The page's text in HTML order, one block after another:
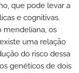
que pode levar a
e cognitivas.
mendeliana, os
uma relação
do risco dessa
genéticos de dois